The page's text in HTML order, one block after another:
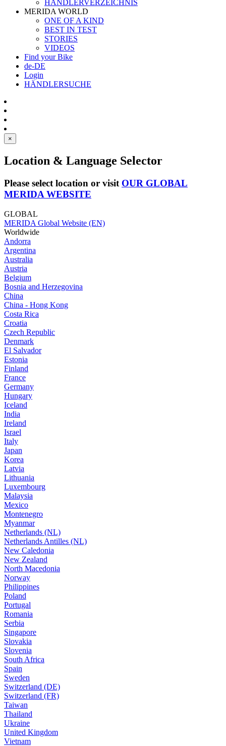
HÄNDLERVERZEICHNIS
MERIDA WORLD
ONE OF A KIND
BEST IN TEST
STORIES
VIDEOS
Find your Bike
de-DE
Login
HÄNDLERSUCHE
×
Location & Language Selector
Please select location or visit OUR GLOBAL
MERIDA WEBSITE
GLOBAL
MERIDA Global Website (EN)
Worldwide
Andorra
Argentina
Australia
Austria
Belgium
Bosnia and Herzegovina
China
China - Hong Kong
Costa Rica
Croatia
Czech Republic
Denmark
El Salvador
Estonia
Finland
France
Germany
Hungary
Iceland
India
Ireland
Israel
Italy
Japan
Korea
Latvia
Lithuania
Luxembourg
Malaysia
Mexico
Montenegro
Myanmar
Netherlands (NL)
Netherlands Antilles (NL)
New Caledonia
New Zealand
North Macedonia
Norway
Philippines
Poland
Portugal
Romania
Serbia
Singapore
Slovakia
Slovenia
South Africa
Spain
Sweden
Switzerland (DE)
Switzerland (FR)
Taiwan
Thailand
Ukraine
United Kingdom
Vietnam